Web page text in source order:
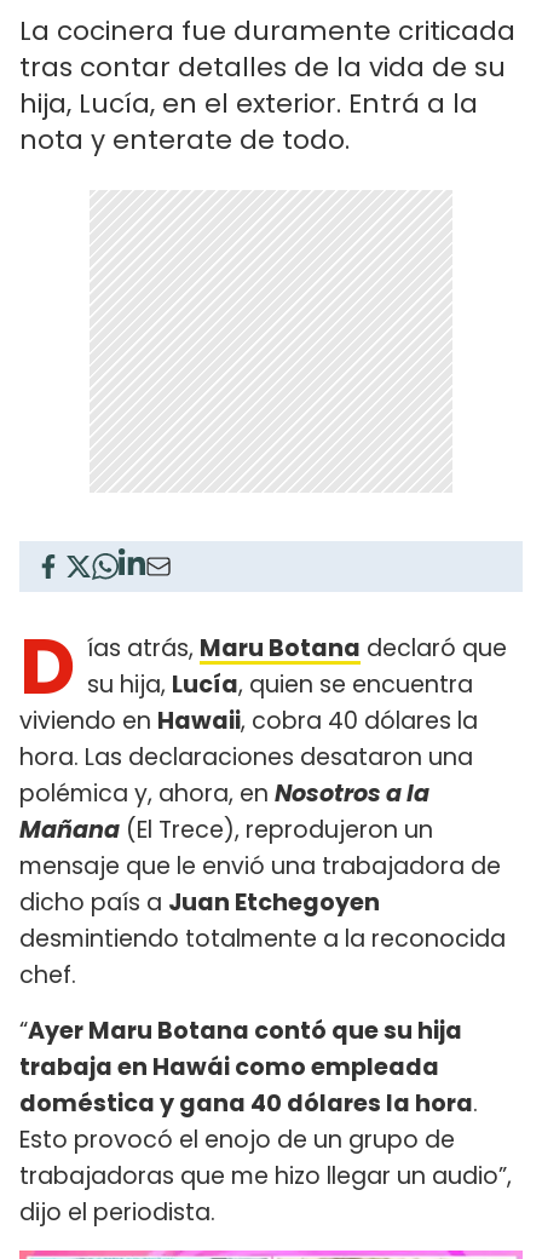
La cocinera fue duramente criticada
tras contar detalles de la vida de su
hija, Lucía, en el exterior. Entrá a la
nota y enterate de todo.
D ías atrás, Maru Botana declaró que
su hija, Lucía, quien se encuentra
viviendo en Hawaii, cobra 40 dólares la
hora. Las declaraciones desataron una
polémica y, ahora, en Nosotros a la
Mañana (El Trece), reprodujeron un
mensaje que le envió una trabajadora de
dicho país a Juan Etchegoyen
desmintiendo totalmente a la reconocida
chef.
“Ayer Maru Botana contó que su hija
trabaja en Hawái como empleada
doméstica y gana 40 dólares la hora.
Esto provocó el enojo de un grupo de
trabajadoras que me hizo llegar un audio”,
dijo el periodista.